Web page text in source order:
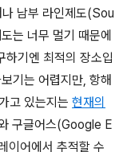
남부 라인제도(Sou
는 너무 멀기 때문에
하기엔 최적의 장소입
기는 어렵지만, 항해
고 있는지는 현재의
구글어스(Google E
어에서 추적할 수